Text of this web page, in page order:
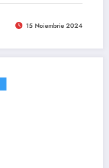
15 Noiembrie 2024